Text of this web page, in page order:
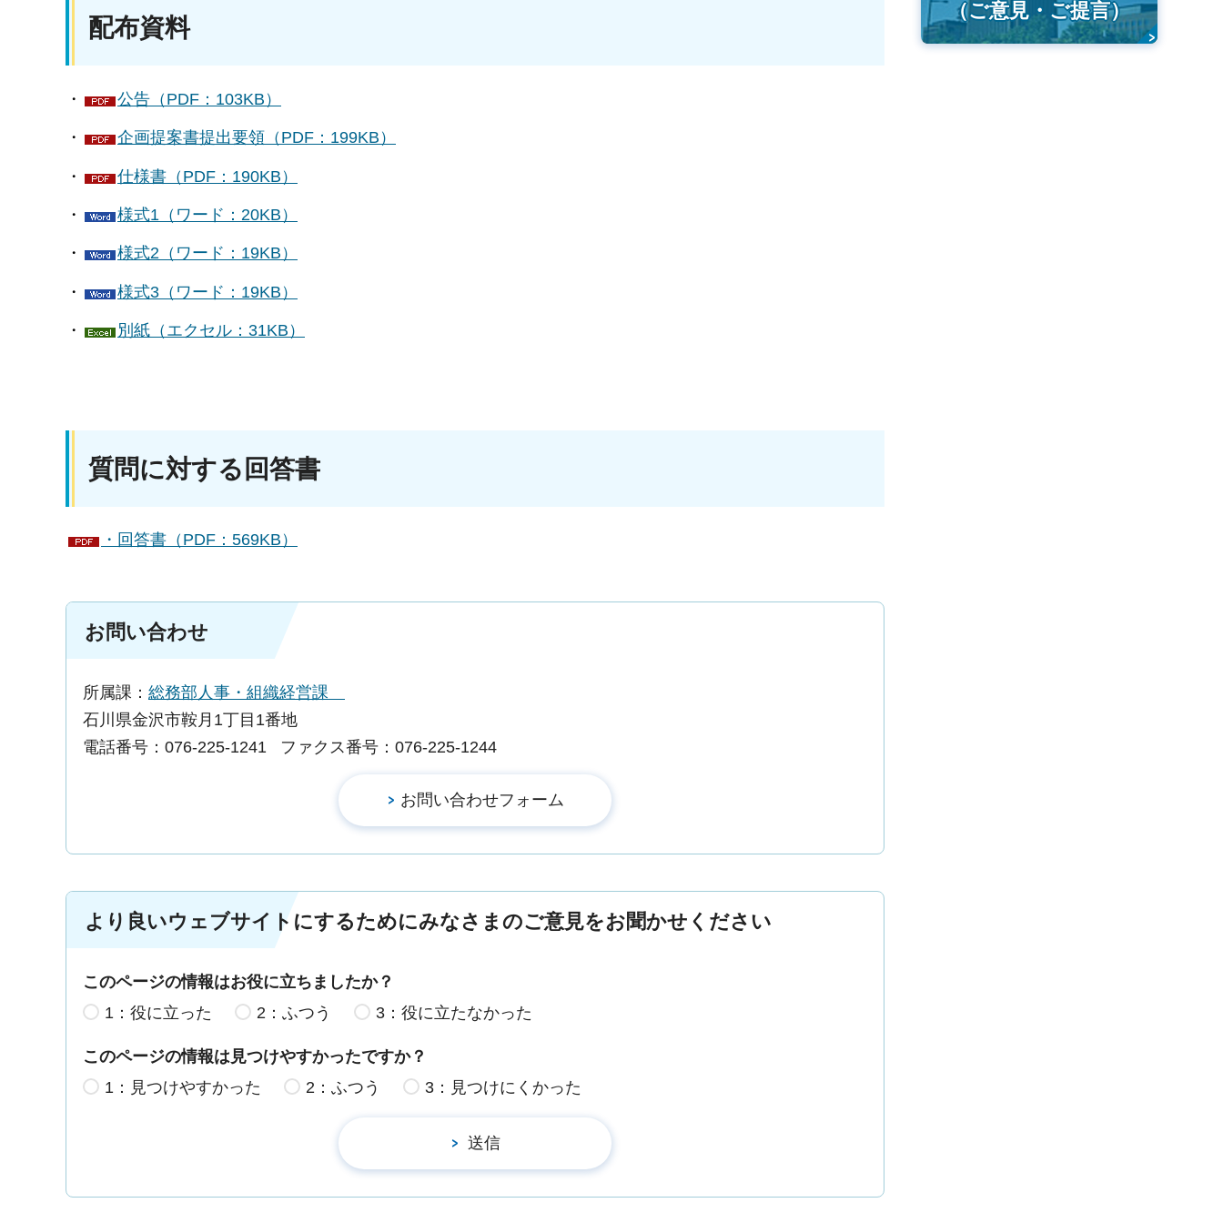
配布資料
・ 公告（PDF：103KB）
・ 企画提案書提出要領（PDF：199KB）
・ 仕様書（PDF：190KB）
・ 様式1（ワード：20KB）
・ 様式2（ワード：19KB）
・ 様式3（ワード：19KB）
・ 別紙（エクセル：31KB）
質問に対する回答書
・回答書（PDF：569KB）
お問い合わせ
所属課： 総務部人事・組織経営課
石川県金沢市鞍月1丁目1番地
電話番号：076-225-1241
ファクス番号：076-225-1244
より良いウェブサイトにするためにみなさまのご意見をお聞かせください
このページの情報はお役に立ちましたか？
1：役に立った
2：ふつう 3：役に立たなかった
このページの情報は見つけやすかったですか？
1：見つけやすかった
2：ふつう 3：見つけにくかった
（ご意見・ご提言）